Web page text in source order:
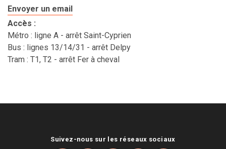
Envoyer un email
Accès :
Métro : ligne A - arrêt Saint-Cyprien
Bus : lignes 13/14/31 - arrêt Delpy
Tram : T1, T2 - arrêt Fer à cheval
Suivez-nous sur les réseaux sociaux